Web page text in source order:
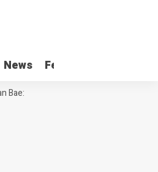
News Feature
PT SCM dan Perkebunan Sawit